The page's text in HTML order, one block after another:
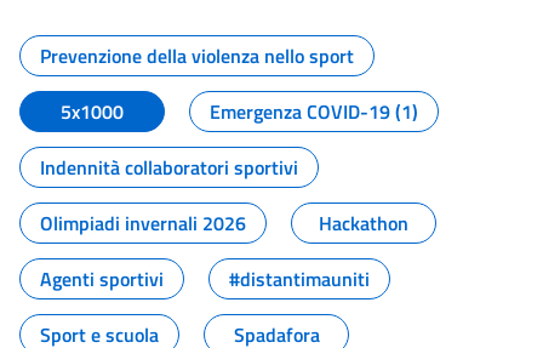
Tutti i contenuti della pagina
Prevenzione della violenza nello sport
5x1000
Emergenza COVID-19 (1)
Indennità collaboratori sportivi
Olimpiadi invernali 2026
Hackathon
Agenti sportivi
#distantimauniti
Sport e scuola
Spadafora